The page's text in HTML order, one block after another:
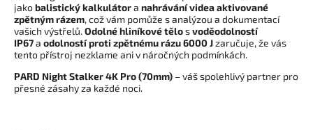
jakobalistický kalkulátora nahrávání videa aktivované
zpětným rázem, což vám pomůže s analýzou a dokumentací
vašich výstřelů.Odolné hliníkové tělosvoděodolností
IP67a odolností proti zpětnému rázu 6000 Jzaručuje, že vás
tento přístroj nezklame ani v náročných podmínkách.
PARD Night Stalker 4K Pro (70mm) – váš spolehlivý partner pro
přesné zásahy za každé noci.